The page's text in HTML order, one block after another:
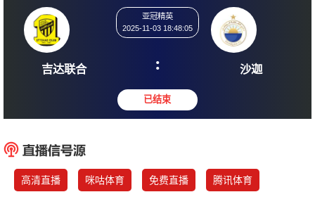
吉达联合
2025-11-03 18:48:05
: 沙
高清直播 咪咕体育 免费直播 腾讯体育